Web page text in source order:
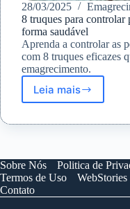
28/03/2025
8 truques para controlar
forma saudável
Aprenda a controlar as
com 8 truques eficazes
emagrecimento.
Leia mais
8
para
e
emagrecer
forma
Sobre Nós Politica de
Termos de Uso
WebStories
Contato